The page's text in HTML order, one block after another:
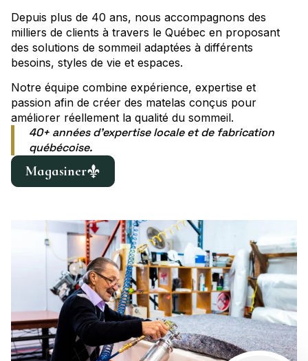
Depuis plus de 40 ans, nous accompagnons des
milliers de clients à travers le Québec en proposant
des solutions de sommeil adaptées à différents
besoins, styles de vie et espaces.
Notre équipe combine expérience, expertise et
passion afin de créer des matelas conçus pour
améliorer réellement la qualité du sommeil.
40+ années d’expertise locale et de fabrication
québécoise.
Magasiner